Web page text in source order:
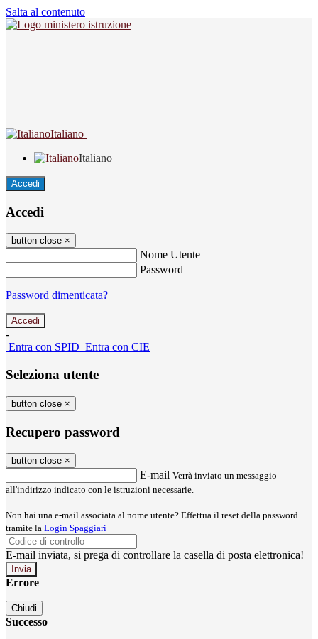
Salta al contenuto
Italiano
Italiano
Accedi
Accedi
button close ×
Nome Utente
Password
Password dimenticata?
-
Entra con SPID Entra con CIE
Seleziona utente
button close ×
Recupero password
button close ×
E-mail Verrà inviato un messaggio
all'indirizzo indicato con le istruzioni necessarie.
Non hai una e-mail associata al nome utente? Effettua il reset della password
tramite la Login Spaggiari
E-mail inviata, si prega di controllare la casella di posta elettronica!
Errore
Chiudi
Successo